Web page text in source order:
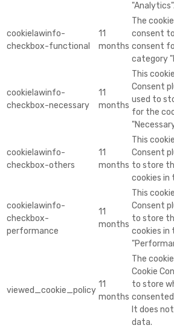
"Analytics".
cookielawinfo-
checkbox-functional
11
months
The
consent
consent
category
cookielawinfo-
checkbox-necessary
11
months
This
Consent
used to
for the
cookielawinfo-
checkbox-others
11
months
This
Consent
to store
cookies in
cookielawinfo-
checkbox-
performance
11
months
This
Consent
to store
cookies
viewed_cookie_policy
11
months
The
Cookie
to store
It does
data.